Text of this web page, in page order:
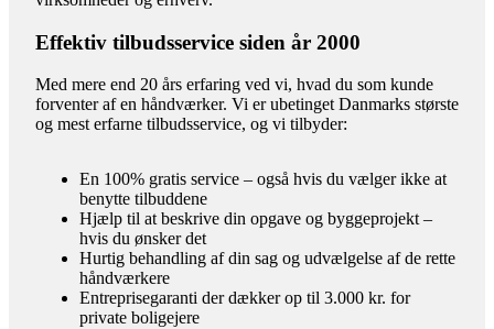
Effektiv tilbudsservice siden år 2000
Med mere end 20 års erfaring ved vi, hvad du som kunde
forventer af en håndværker. Vi er ubetinget Danmarks største
og mest erfarne tilbudsservice, og vi tilbyder:
En 100% gratis service – også hvis du vælger ikke at
benytte tilbuddene
Hjælp til at beskrive din opgave og byggeprojekt –
hvis du ønsker det
Hurtig behandling af din sag og udvælgelse af de rette
håndværkere
Entreprisegaranti der dækker op til 3.000 kr. for
private boligejere